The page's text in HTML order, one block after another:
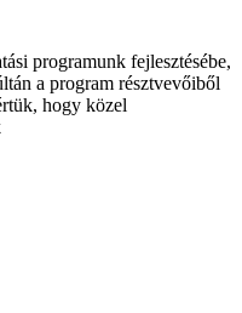
programunk fejlesztésébe,
a program résztvevőiből
hogy közel